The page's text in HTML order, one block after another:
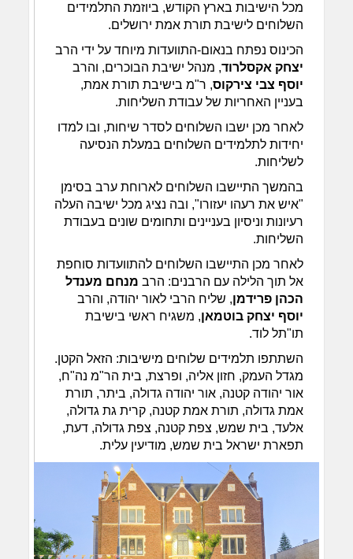
מכל הישיבות בארץ הקודש, ביוזמת התלמידים
השלוחים לישיבת תורת אמת ירושלים.
הכינוס נפתח בנאום-התוועדות מיוחד על ידי הרב
יצחק אקסלרוד, מנהל ישיבת הבוכרים, והרב
יוסף צבי צירקוס, ר"מ בישיבת תורת אמת,
בעניין האחריות של עבודת השליחות.
לאחר מכן ישבו השלוחים לסדר שיחות, ובו למדו
יחידות לתלמידים השלוחים במעלת הנסיעה
לשליחות.
בהמשך התיישבו השלוחים לארוחת ערב בסימן
"איש את רעהו יעזורו", ובה נציג מכל ישיבה העלה
רעיונות וניסיון בעניינים ותחומים שונים בעבודת
השליחות.
לאחר מכן התיישבו השלוחים להתוועדות סוחפת
אל תוך הלילה עם הרבנים: הרב מנחם מענדל
הכהן פרידמן, שליח הרבי לאור יהודה, והרב
יוסף יצחק בוטמאן, משגיח ראשי בישיבת
תו"תל לוד.
השתתפו תלמידים שלוחים מישיבות: הזאל הקטן.
מגדל העמק, חזון אליה, ופרצת, בית הר"מ נה"ח,
אור יהודה קטנה, אור יהודה גדולה, ביתר, תורת
אמת גדולה, תורת אמת קטנה, קרית גת גדולה,
אלעד, בית שמש, צפת קטנה, צפת גדולה, דעת,
תפארת ישראל בית שמש, מודיעין עלית.